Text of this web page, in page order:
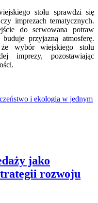
stołu sprawdzi się
imprezach tematycznych.
do serwowana potraw
przyjazną atmosferę.
wybór wiejskiego stołu
imprezy, pozostawiając
i ekologia w jednym
jako
rozwoju